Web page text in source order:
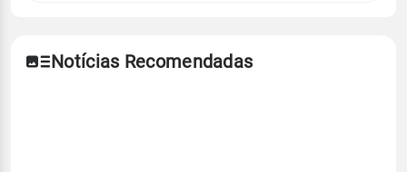
Notícias Recomendadas